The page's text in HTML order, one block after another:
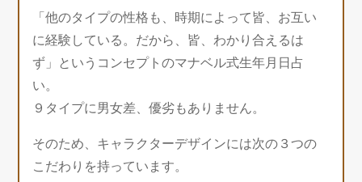
「他のタイプの性格も、時期によって皆、お互い
に経験している。だから、皆、わかり合えるは
ず」というコンセプトのマナベル式生年月日占
い。
９タイプに男女差、優劣もありません。
そのため、キャラクターデザインには次の３つの
こだわりを持っています。